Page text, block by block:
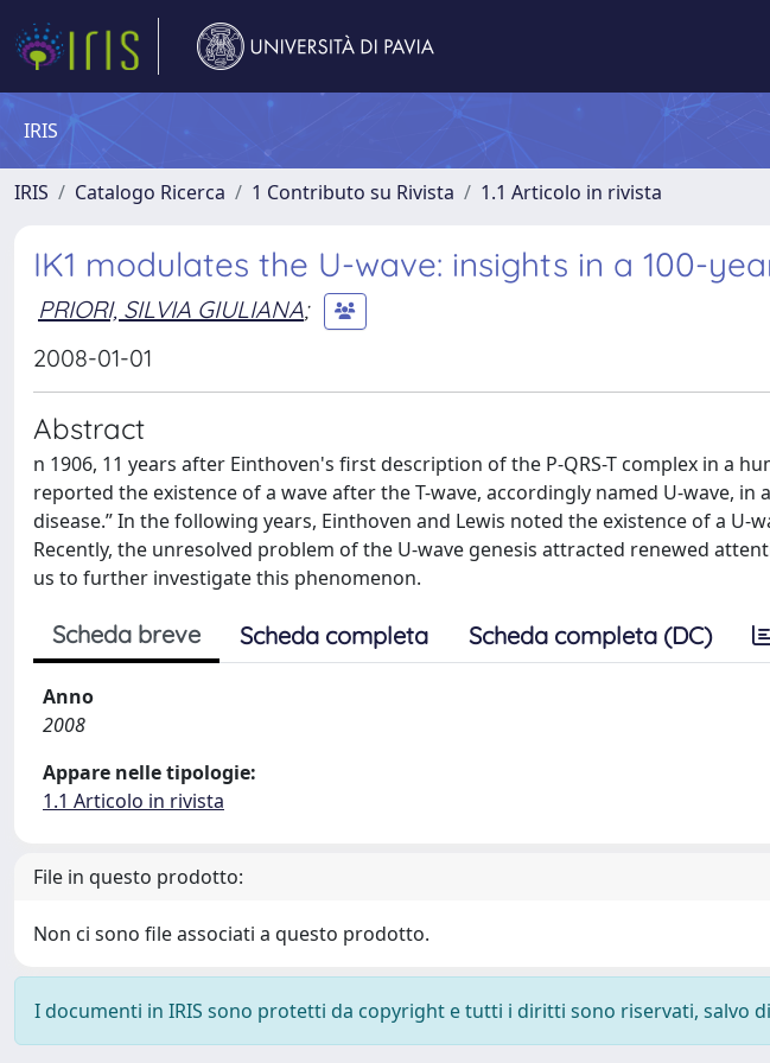
IRIS
IRIS Catalogo Ricerca 1 Contributo su Rivista 1.1 Articolo in rivista
IK1 modulates the U-wave: insights in a 100-
PRIORI, SILVIA GIULIANA;
2008-01-01
Abstract
n 1906, 11 years after Einthoven's first description of the P-QRS-T complex in a
reported the existence of a wave after the T-wave, accordingly named U-wave, in
disease.” In the following years, Einthoven and Lewis noted the existence of a
Recently, the unresolved problem of the U-wave genesis attracted renewed
us to further investigate this phenomenon.
Scheda breve Scheda completa Scheda completa (DC)
Anno
2008
Appare nelle tipologie:
1.1 Articolo in rivista
File in questo prodotto:
Non ci sono file associati a questo prodotto.
I documenti in IRIS sono protetti da copyright e tutti i diritti sono riservati, salvo